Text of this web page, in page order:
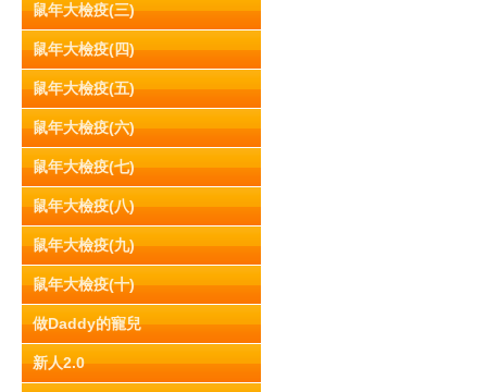
鼠年大檢疫(三)
鼠年大檢疫(四)
鼠年大檢疫(五)
鼠年大檢疫(六)
鼠年大檢疫(七)
鼠年大檢疫(八)
鼠年大檢疫(九)
鼠年大檢疫(十)
做Daddy的寵兒
新人2.0